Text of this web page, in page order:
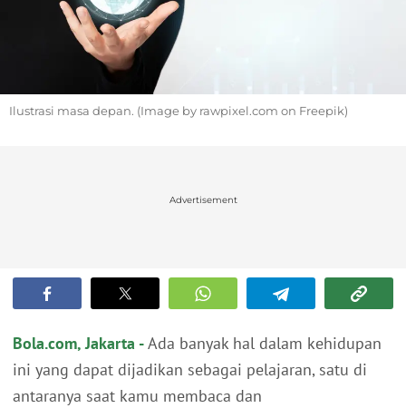
Ilustrasi masa depan. (Image by rawpixel.com on Freepik)
Advertisement
Bola.com, Jakarta -Ada banyak hal dalam kehidupan
ini yang dapat dijadikan sebagai pelajaran, satu di
antaranya saat kamu membaca dan